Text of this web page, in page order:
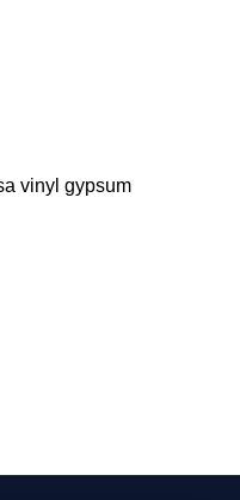
vinyl gypsum